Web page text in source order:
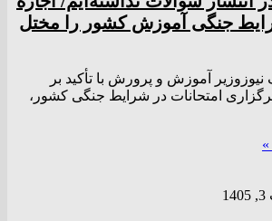
جنگی آموزش کشور را مختل
آموزش و پرورش با تأکید بر
امتحانات در شرایط جنگی کشور،
»